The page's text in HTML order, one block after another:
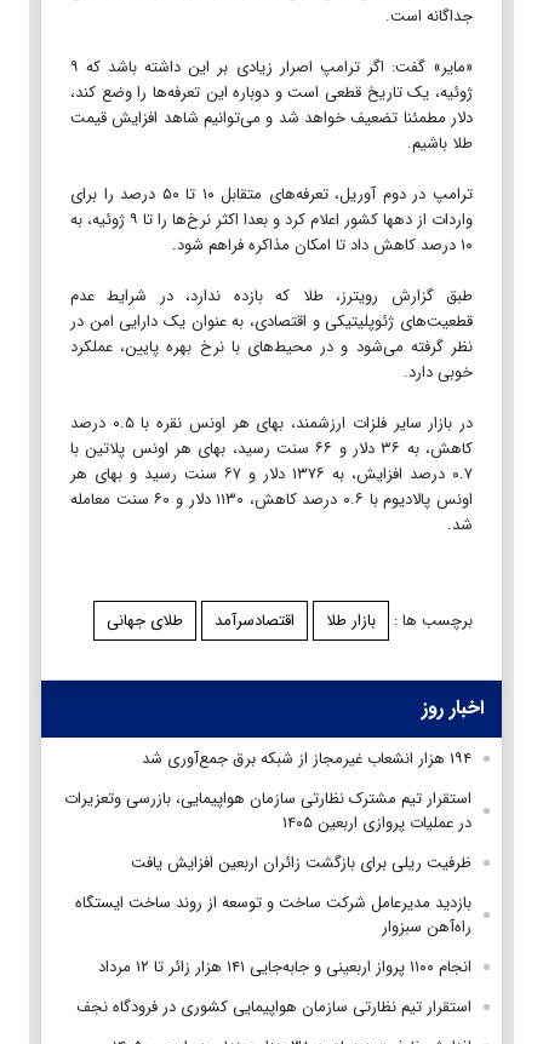
جداگانه است.
«مایر» گفت: اگر ترامپ اصرار زیادی بر این داشته باشد که ۹
ژوئیه، یک تاریخ قطعی است و دوباره این تعرفه‌ها را وضع کند،
دلار مطمئنا تضعیف خواهد شد و می‌توانیم شاهد افزایش قیمت
طلا باشیم.
ترامپ در دوم آوریل، تعرفه‌های متقابل ۱۰ تا ۵۰ درصد را برای
واردات از دهها کشور اعلام کرد و بعدا اکثر نرخ‌ها را تا ۹ ژوئیه، به
۱۰ درصد کاهش داد تا امکان مذاکره فراهم شود.
طبق گزارش رویترز، طلا که بازده ندارد، در شرایط عدم
قطعیت‌های ژئوپلیتیکی و اقتصادی، به عنوان یک دارایی امن در
نظر گرفته می‌شود و در محیط‌های با نرخ بهره پایین، عملکرد
خوبی دارد.
در بازار سایر فلزات ارزشمند، بهای هر اونس نقره با ۰.۵ درصد
کاهش، به ۳۶ دلار و ۶۶ سنت رسید، بهای هر اونس پلاتین با
۰.۷ درصد افزایش، به ۱۳۷۶ دلار و ۶۷ سنت رسید و بهای هر
اونس پالادیوم با ۰.۶ درصد کاهش، ۱۱۳۰ دلار و ۶۰ سنت معامله
شد.
برچسب ها : بازار طلا اقتصادسرآمد طلای جهانی
اخبار روز
۱۹۴ هزار انشعاب غیرمجاز از شبکه برق جمع‌آوری شد
استقرار تیم مشترک نظارتی سازمان هواپیمایی، بازرسی وتعزیرات
در عملیات پروازی اربعین ۱۴۰۵
ظرفیت ریلی برای بازگشت زائران اربعین افزایش یافت
بازدید مدیرعامل شرکت ساخت و توسعه از روند ساخت ایستگاه
راه‌آهن سبزوار
انجام ۱۱۰۰ پرواز اربعینی و جابه‌جایی ۱۴۱ هزار زائر تا ۱۲ مرداد
استقرار تیم‌ نظارتی سازمان هواپیمایی کشوری در فرودگاه نجف